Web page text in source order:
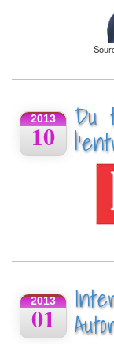
2013
10
Du
2013
01